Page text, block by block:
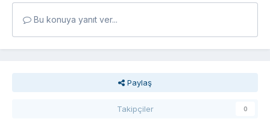
Bu konuya yanıt ver...
Paylaş
Takipçiler 0